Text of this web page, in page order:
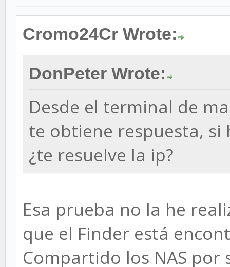
Cromo24Cr Wrote:
DonPeter Wrote:
Desde el terminal de
te obtiene respuesta, si
¿te resuelve la ip?
Esa prueba no la he
que el Finder está
Compartido los NAS por